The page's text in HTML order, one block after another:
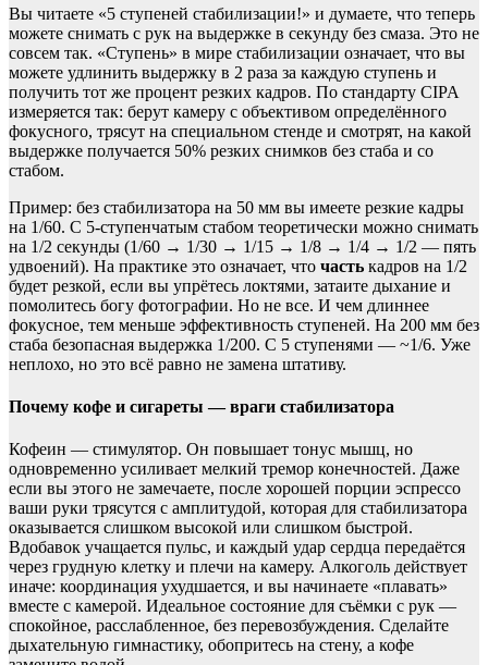
Вы читаете «5 ступеней стабилизации!» и думаете, что теперь
можете снимать с рук на выдержке в секунду без смаза. Это не
совсем так. «Ступень» в мире стабилизации означает, что вы
можете удлинить выдержку в 2 раза за каждую ступень и
получить тот же процент резких кадров. По стандарту CIPA
измеряется так: берут камеру с объективом определённого
фокусного, трясут на специальном стенде и смотрят, на какой
выдержке получается 50% резких снимков без стаба и со
стабом.
Пример: без стабилизатора на 50 мм вы имеете резкие кадры
на 1/60. С 5-ступенчатым стабом теоретически можно снимать
на 1/2 секунды (1/60 → 1/30 → 1/15 → 1/8 → 1/4 → 1/2 — пять
удвоений). На практике это означает, что часть кадров на 1/2
будет резкой, если вы упрётесь локтями, затаите дыхание и
помолитесь богу фотографии. Но не все. И чем длиннее
фокусное, тем меньше эффективность ступеней. На 200 мм без
стаба безопасная выдержка 1/200. С 5 ступенями — ~1/6. Уже
неплохо, но это всё равно не замена штативу.
Почему кофе и сигареты — враги стабилизатора
Кофеин — стимулятор. Он повышает тонус мышц, но
одновременно усиливает мелкий тремор конечностей. Даже
если вы этого не замечаете, после хорошей порции эспрессо
ваши руки трясутся с амплитудой, которая для стабилизатора
оказывается слишком высокой или слишком быстрой.
Вдобавок учащается пульс, и каждый удар сердца передаётся
через грудную клетку и плечи на камеру. Алкоголь действует
иначе: координация ухудшается, и вы начинаете «плавать»
вместе с камерой. Идеальное состояние для съёмки с рук —
спокойное, расслабленное, без перевозбуждения. Сделайте
дыхательную гимнастику, обопритесь на стену, а кофе